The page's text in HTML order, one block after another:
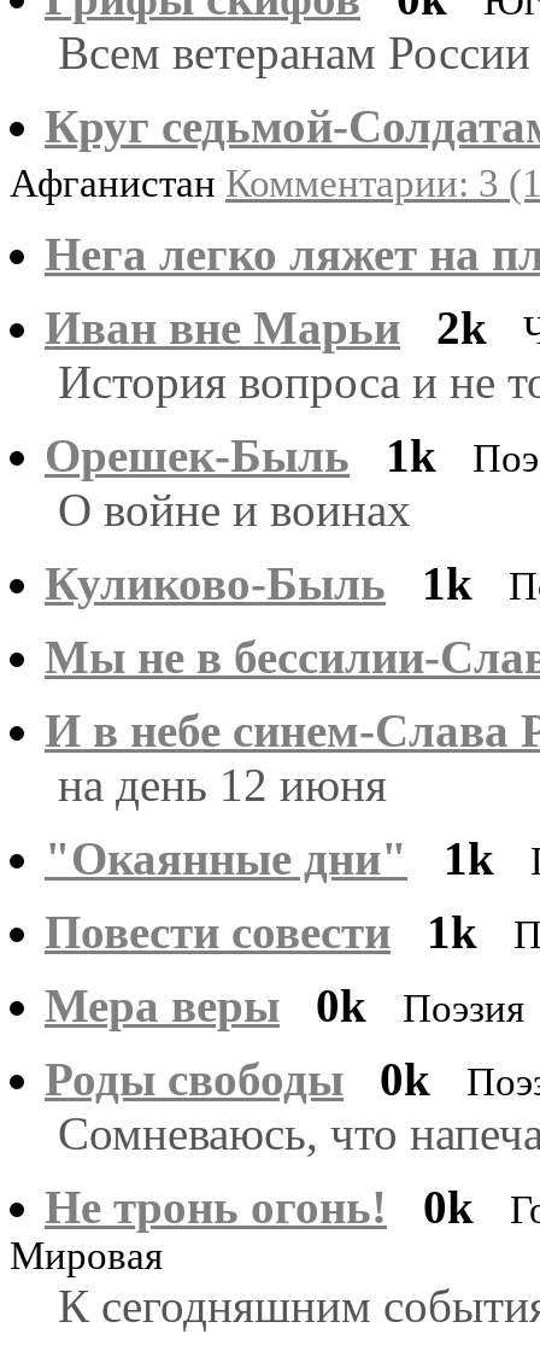
Всем ветеранам России
Круг седьмой-
Афганистан Комментарии: 3
Нега легко ляжет на
Иван вне Марьи
2k
История вопроса и не
Орешек-Быль
1k
О войне и воинах
Куликово-Быль
1k
Мы не в бессилии-
И в небе синем-Слава
на день 12 июня
"Окаянные дни"
1k
Повести совести 1k
Мера веры 0k Поэзия
Роды свободы 0k
Сомневаюсь, что
Не тронь огонь!
0k
Мировая
К сегодняшним